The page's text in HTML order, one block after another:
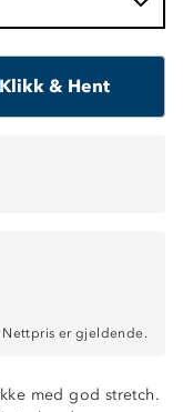
Klikk & Hent
Nettpris er gjeldende.
med god stretch.